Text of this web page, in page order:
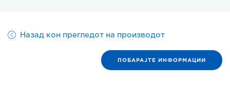
Назад кон прегледот на производот
ПОБАРАЈТЕ ИНФОРМАЦИИ